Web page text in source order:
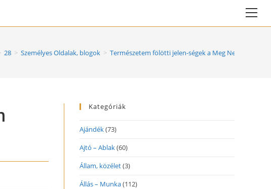
28 > Személyes Oldalak, blogok > Természetem fölötti jelen-ségek a Meg Nem
Kategóriák
Ajándék(73)
Ajtó – Ablak(60)
Állam, közélet(3)
Állás – Munka(112)